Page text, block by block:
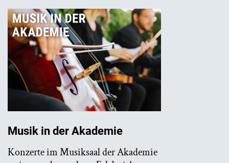
Musik in der Akademie
Konzerte im Musiksaal der Akademie